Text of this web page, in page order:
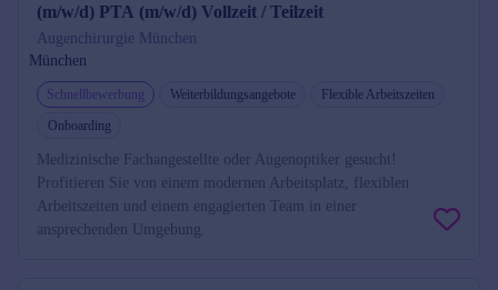
(m/w/d) PTA (m/w/d) Vollzeit / Teilzeit
Augenchirurgie München
München
Schnellbewerbung Weiterbildungsangebote
Flexible Arbeitszeiten
Onboarding
Medizinische Fachangestellte oder Augenoptiker gesucht!
Profitieren Sie von einem modernen Arbeitsplatz, flexiblen
Arbeitszeiten und einem engagierten Team in einer
ansprechenden Umgebung.